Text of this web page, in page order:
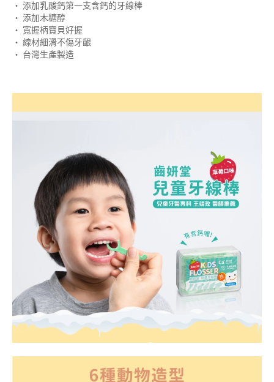
‧ 添加乳酸鈣第一支含鈣的牙線棒
‧ 添加木糖醇
‧ 寬握柄寶貝好握
‧ 線材細滑不傷牙齦
‧ 台灣生產製造